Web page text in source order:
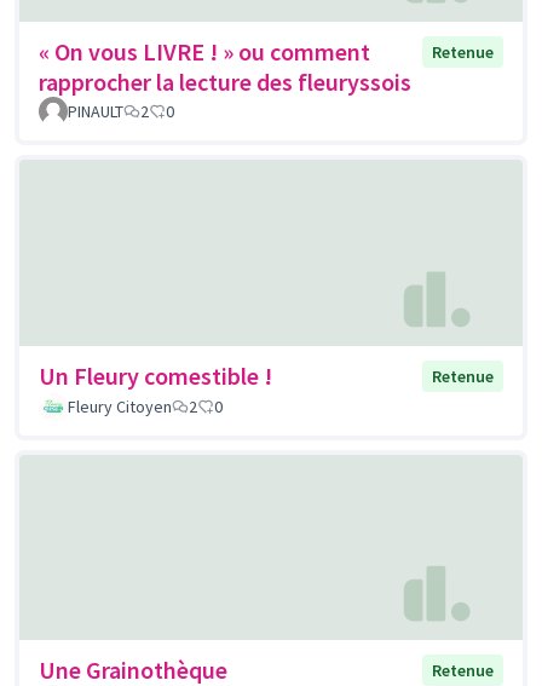
« On vous LIVRE ! » ou comment
rapprocher la lecture des fleuryssois
Retenue
PINAULT 2 0
Un Fleury comestible !
Retenue
Fleury Citoyen
2 0
Une Grainothèque
Retenue